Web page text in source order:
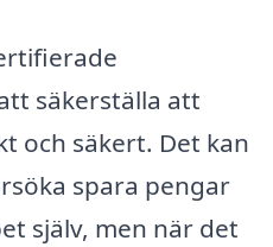
säkerställa att
och säkert. Det kan
spara pengar
själv, men när det